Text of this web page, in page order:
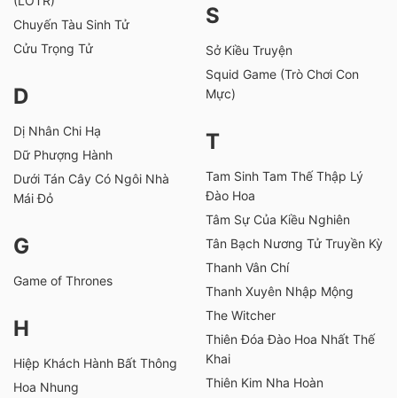
Chuyến Tàu Sinh Tử
Cửu Trọng Tử
D
Dị Nhân Chi Hạ
Dữ Phượng Hành
Dưới Tán Cây Có Ngôi Nhà
Mái Đỏ
G
Game of Thrones
H
Hiệp Khách Hành Bất Thông
Hoa Nhung
S
Sở Kiều Truyện
Squid Game (Trò Chơi Con
Mực)
T
Tam Sinh Tam Thế Thập Lý
Đào Hoa
Tâm Sự Của Kiều Nghiên
Tân Bạch Nương Tử Truyền Kỳ
Thanh Vân Chí
Thanh Xuyên Nhập Mộng
The Witcher
Thiên Đóa Đào Hoa Nhất Thế
Khai
Thiên Kim Nha Hoàn